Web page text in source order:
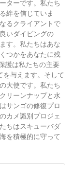
ターです。私たち
絆を信じていま
るクライアントで
いダイビングの
す。私たちはあな
つかをあなたに残
護は私たちの主要
与えます。そして
大使です。私たち
リーンナップと水
サンゴの修復プロ
カメ識別プロジェ
ちはスキューバダ
を積極的に守って